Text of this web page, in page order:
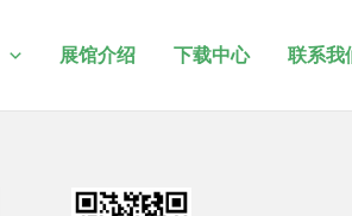
展馆介绍 下载中心 联系我